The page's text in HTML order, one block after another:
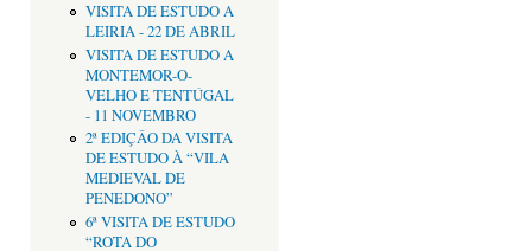
VISITA DE ESTUDO A
LEIRIA - 22 DE ABRIL
VISITA DE ESTUDO A
MONTEMOR-O-
VELHO E TENTÚGAL
- 11 NOVEMBRO
2ª EDIÇÂO DA VISITA
DE ESTUDO À “VILA
MEDIEVAL DE
PENEDONO”
6ª VISITA DE ESTUDO
“ROTA DO